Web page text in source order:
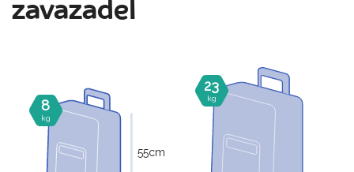
zavazadel
8
kg
55cm
23
kg